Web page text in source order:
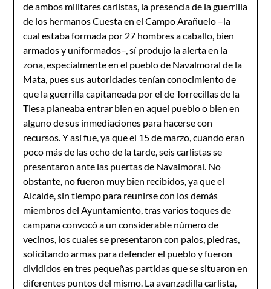
de ambos militares carlistas, la presencia de la guerrilla
de los hermanos Cuesta en el Campo Arañuelo –la
cual estaba formada por 27 hombres a caballo, bien
armados y uniformados–, sí produjo la alerta en la
zona, especialmente en el pueblo de Navalmoral de la
Mata, pues sus autoridades tenían conocimiento de
que la guerrilla capitaneada por el de Torrecillas de la
Tiesa planeaba entrar bien en aquel pueblo o bien en
alguno de sus inmediaciones para hacerse con
recursos. Y así fue, ya que el 15 de marzo, cuando eran
poco más de las ocho de la tarde, seis carlistas se
presentaron ante las puertas de Navalmoral. No
obstante, no fueron muy bien recibidos, ya que el
Alcalde, sin tiempo para reunirse con los demás
miembros del Ayuntamiento, tras varios toques de
campana convocó a un considerable número de
vecinos, los cuales se presentaron con palos, piedras,
solicitando armas para defender el pueblo y fueron
divididos en tres pequeñas partidas que se situaron en
diferentes puntos del mismo. La avanzadilla carlista,